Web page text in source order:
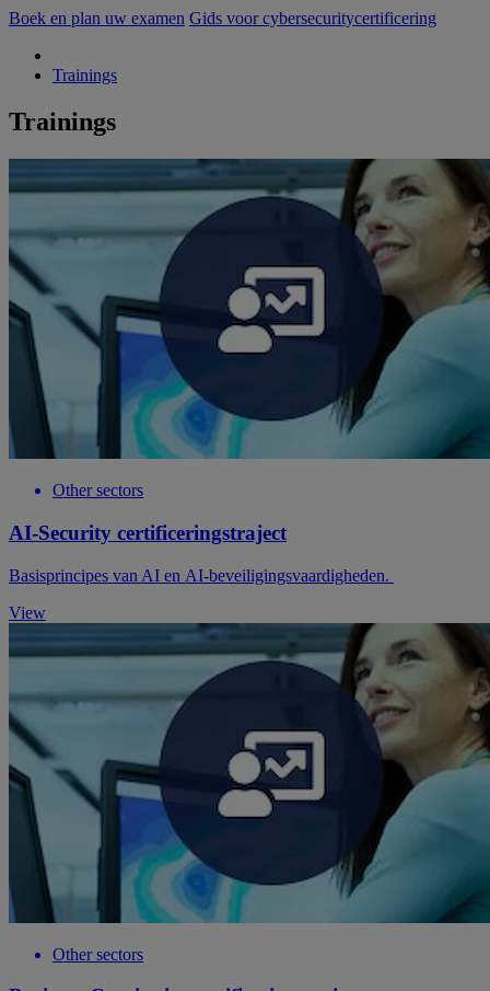
Boek en plan uw examen Gids voor cybersecuritycertificering
Trainings
Trainings
Other sectors
AI-Security certificeringstraject
Basisprincipes van AI en AI-beveiligingsvaardigheden.
View
Other sectors